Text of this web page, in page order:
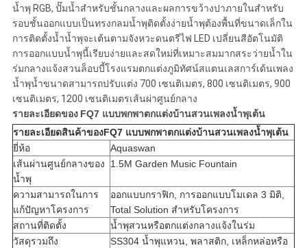
น้ำพุ RGB, ปั๊มน้ำสำหรับชั้นกลางและผลการขว้างปาภายในสำหรับ
รอบชั้นออกแบบเป็นทรงกลมน้ำพุติดตั้งง่ายน้ำพุต้องพื้นที่ขนาดเล็กใน
การติดตั้งน้ำน้ำพุจะเต้นตามจังหวะดนตรีไฟ LED เปลี่ยนสีอัตโนมัติ
การออกแบบน้ำพุนี้เรียบง่ายและสดใหม่ที่เหมาะสมมากสระว่ายน้ำใน
ร่มกลางแจ้งสวนล็อบบี้โรงแรมตกแต่งภูมิทัศน์สแตนเลสการ์เด้นเพลง
น้ำพุน้ำขนาดสามารถปรับแต่ง 700 เซนติเมตร, 800 เซนติเมตร, 900
เซนติเมตร, 1200 เซนติเมตรเส้นผ่าศูนย์กลาง
รายละเอียดของ FQ7 แบบพกพาตกแต่งบ้านสวนเพลงน้ำพุเต้น
รายละเอียดสินค้าของFQ7 แบบพกพาตกแต่งบ้านสวนเพลงน้ำพุเต้น
ยี่ห้อ
Aquaswan
เส้นผ่านศูนย์กลางของ
น้ำพุ
1.5M Garden Music Fountain
ความสามารถในการ
แก้ปัญหาโครงการ
ออกแบบกราฟิก, การออกแบบโมเดล 3 มิติ,
Total Solution สำหรับโครงการ
สถานที่ติดตั้ง
น้ำพุสวนหรือตกแต่งกลางแจ้งในร่ม
วัสดุรวมถึง
SS304 น้ำพุแหวน, พลาสติก, เหล็กหล่อหรือ